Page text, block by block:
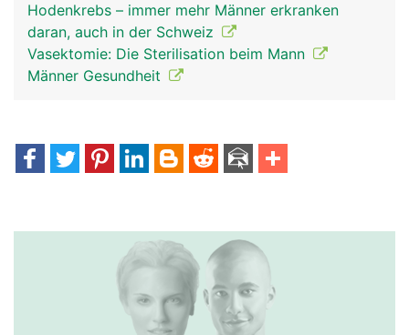
Hodenkrebs – immer mehr Männer erkranken
daran, auch in der Schweiz
Vasektomie: Die Sterilisation beim Mann
Männer Gesundheit